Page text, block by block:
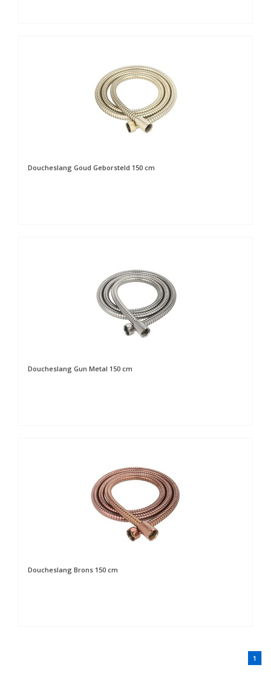
Doucheslang Goud Geborsteld 150 cm
Doucheslang Gun Metal 150 cm
Doucheslang Brons 150 cm
1